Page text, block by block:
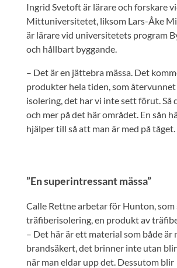
Ingrid Svetoft är lärare och forskare
Mittuniversitetet, liksom Lars-Åke
är lärare vid universitetets program
och hållbart byggande.
– Det är en jättebra mässa. Det
produkter hela tiden, som återvunnet
isolering, det har vi inte sett förut. Så
och mer på det här området. En sån
hjälper till så att man är med på tåget.
”En superintressant mässa”
Calle Rettne arbetar för Hunton, som
träfiberisolering, en produkt av
– Det här är ett material som både är
brandsäkert, det brinner inte utan
när man eldar upp det. Dessutom blir